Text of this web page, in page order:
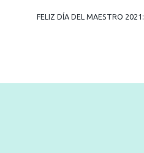
FELIZ DÍA DEL MAESTRO 2021: